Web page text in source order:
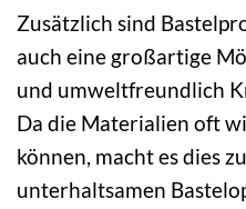
Zusätzlich sind
auch eine großartige
und umweltfreundlich
Da die Materialien oft
können, macht es dies
unterhaltsamen